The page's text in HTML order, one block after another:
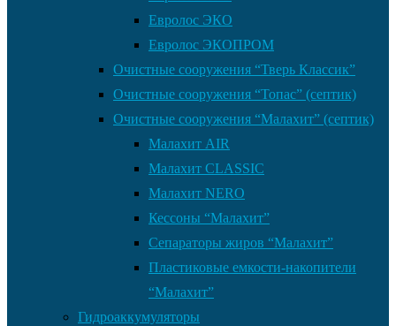
Евролос ЭКО
Евролос ЭКОПРОМ
Очистные сооружения “Тверь Классик”
Очистные сооружения “Топас” (септик)
Очистные сооружения “Малахит” (септик)
Малахит AIR
Малахит CLASSIC
Малахит NERO
Кессоны “Малахит”
Сепараторы жиров “Малахит”
Пластиковые емкости-накопители
“Малахит”
Гидроаккумуляторы